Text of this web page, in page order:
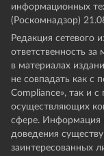
информационных
(Роскомнадзор)
Редакция сетевого
ответственность за
в материалах
не совпадать как с
Compliance», так и с
осуществляющих
сфере. Информация
доведения
заинтересованных